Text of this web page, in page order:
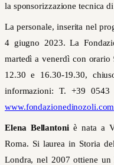
la sponsorizzazione tecnica di
La personale, inserita nel
4 giugno 2023. La
martedì a venerdì con orario
12.30 e 16.30-19.30,
informazioni: T. +39 0543
www.fondazionedinozoli.com
Elena Bellantoniè nata a
Roma. Si laurea in Storia
Londra, nel 2007 ottiene